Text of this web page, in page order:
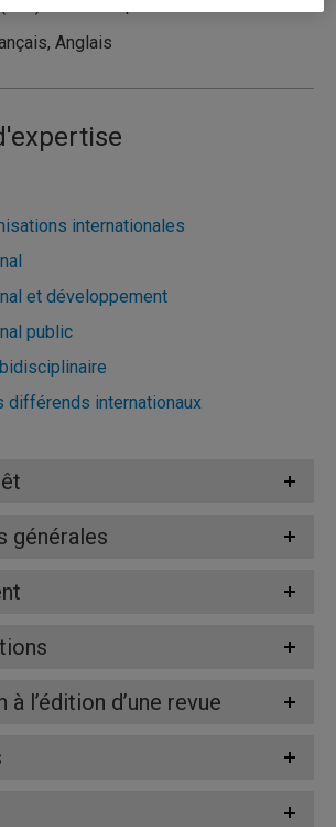
Anglais
internationales
et développement
public
différends internationaux
générales
l’édition d’une revue